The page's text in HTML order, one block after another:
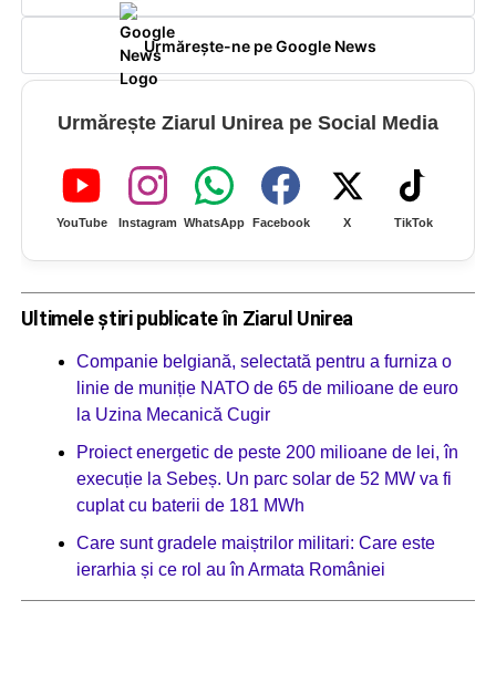
Urmărește-ne pe Google News
Urmărește Ziarul Unirea pe Social Media
YouTube Instagram WhatsApp Facebook X TikTok
Ultimele știri publicate în Ziarul Unirea
Companie belgiană, selectată pentru a furniza o
linie de muniție NATO de 65 de milioane de euro
la Uzina Mecanică Cugir
Proiect energetic de peste 200 milioane de lei, în
execuție la Sebeș. Un parc solar de 52 MW va fi
cuplat cu baterii de 181 MWh
Care sunt gradele maiștrilor militari: Care este
ierarhia și ce rol au în Armata României